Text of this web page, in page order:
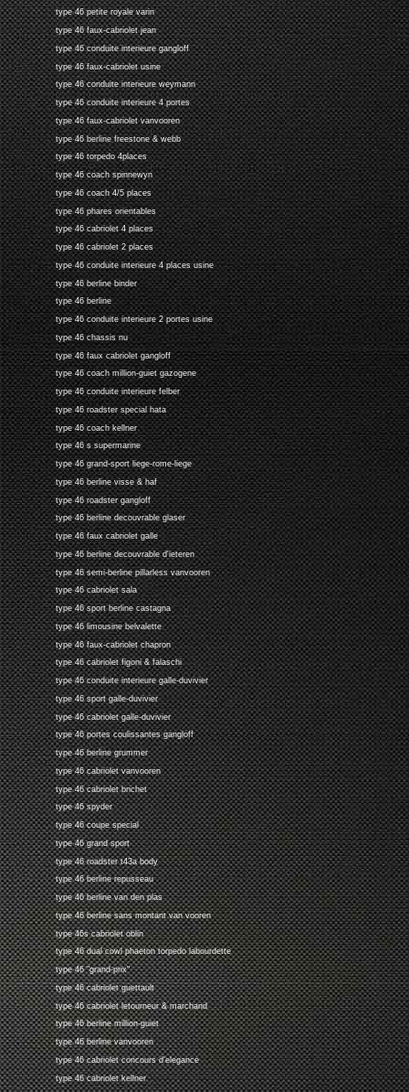
type 46 petite royale varin
type 46 faux-cabriolet jean
type 46 conduite interieure gangloff
type 46 faux-cabriolet usine
type 46 conduite interieure weymann
type 46 conduite interieure 4 portes
type 46 faux-cabriolet vanvooren
type 46 berline freestone & webb
type 46 torpedo 4places
type 46 coach spinnewyn
type 46 coach 4/5 places
type 46 phares orientables
type 46 cabriolet 4 places
type 46 cabriolet 2 places
type 46 conduite interieure 4 places usine
type 46 berline binder
type 46 berline
type 46 conduite interieure 2 portes usine
type 46 chassis nu
type 46 faux cabriolet gangloff
type 46 coach million-guiet gazogene
type 46 conduite interieure felber
type 46 roadster special hata
type 46 coach kellner
type 46 s supermarine
type 46 grand-sport liege-rome-liege
type 46 berline visse & haf
type 46 roadster gangloff
type 46 berline decouvrable glaser
type 46 faux cabriolet galle
type 46 berline decouvrable d'ieteren
type 46 semi-berline pillarless vanvooren
type 46 cabriolet sala
type 46 sport berline castagna
type 46 limousine belvalette
type 46 faux-cabriolet chapron
type 46 cabriolet figoni & falaschi
type 46 conduite interieure galle-duvivier
type 46 sport galle-duvivier
type 46 cabriolet galle-duvivier
type 46 portes coulissantes gangloff
type 46 berline grummer
type 46 cabriolet vanvooren
type 46 cabriolet brichet
type 46 spyder
type 46 coupe special
type 46 grand sport
type 46 roadster t43a body
type 46 berline repusseau
type 46 berline van den plas
type 46 berline sans montant van vooren
type 46s cabriolet oblin
type 46 dual cowl phaeton torpedo labourdette
type 46 "grand-prix"
type 46 cabriolet guettault
type 46 cabriolet letourneur & marchand
type 46 berline million-guiet
type 46 berline vanvooren
type 46 cabriolet concours d'elegance
type 46 cabriolet kellner